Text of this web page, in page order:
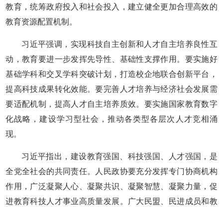
教育，统筹政府投入和社会投入，建立健全更加合理高效的
教育资源配置机制。
习近平强调，实现科技自主创新和人才自主培养良性互
动，教育要进一步发挥先导性、基础性支撑作用。要实施好
基础学科和交叉学科突破计划，打造校企地联合创新平台，
提高科技成果转化效能。要完善人才培养与经济社会发展需
要适配机制，提高人才自主培养质效。要实施国家教育数字
化战略，建设学习型社会，推动各类型各层次人才竞相涌
现。
习近平指出，建设教育强国、科技强国、人才强国，是
全党全社会的共同责任。人民政协要充分发挥专门协商机构
作用，广泛凝聚人心、凝聚共识、凝聚智慧、凝聚力量，促
进教育科技人才事业高质量发展。广大民盟、民进成员和教